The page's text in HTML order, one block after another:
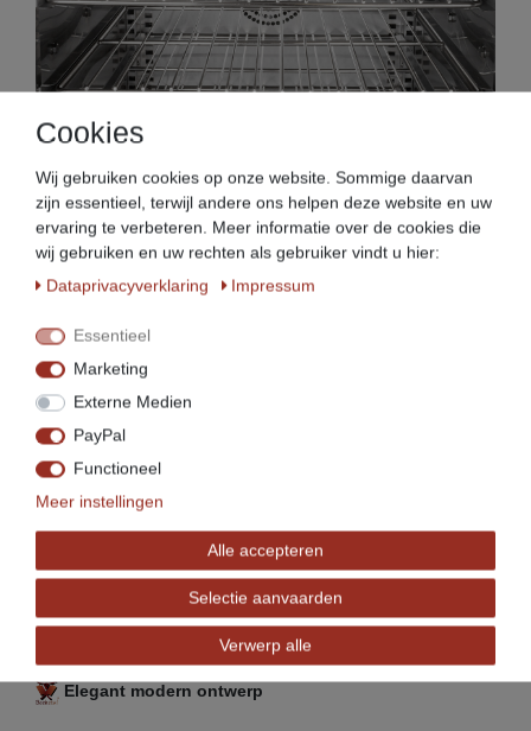
Nieuw model
Veelzijdig in gebruik
Ontworpen om voedsel warm te houden. Kan ook
worden gebruikt als rijskast
Op wielen en met handgrepen aan de zijkant, dus
gemakkelijk te vervoeren
4 zwenkwielen met parkeerrem
Stabiele standaard door zeer hoog gewicht
Incl. 5 roosters, verchroomd
De temperatuur kan individueel worden ingesteld,
precies zoals jij het nodig hebt
Veilige en eenvoudige bediening
Elegant modern ontwerp
Cookies
Wij gebruiken cookies op onze website. Sommige daarvan
zijn essentieel, terwijl andere ons helpen deze website en uw
ervaring te verbeteren. Meer informatie over de cookies die
wij gebruiken en uw rechten als gebruiker vindt u hier:
Data­privacy­verklaring
Impressum
Essentieel
Marketing
Externe Medien
PayPal
Functioneel
Meer instellingen
Alle accepteren
Selectie aanvaarden
Verwerp alle